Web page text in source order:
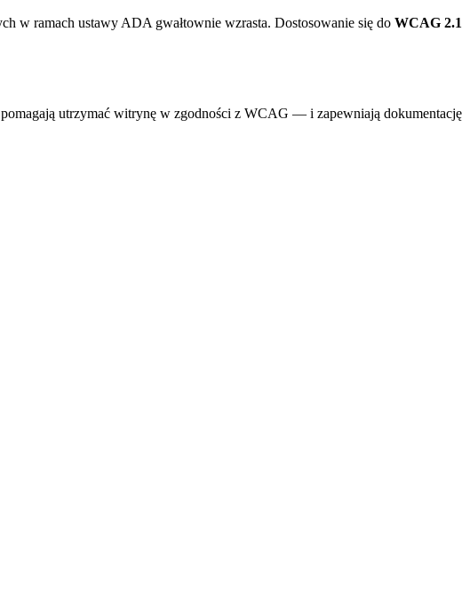
w ramach ustawy ADA gwałtownie wzrasta. Dostosowanie się do WCAG
utrzymać witrynę w zgodności z WCAG — i zapewniają